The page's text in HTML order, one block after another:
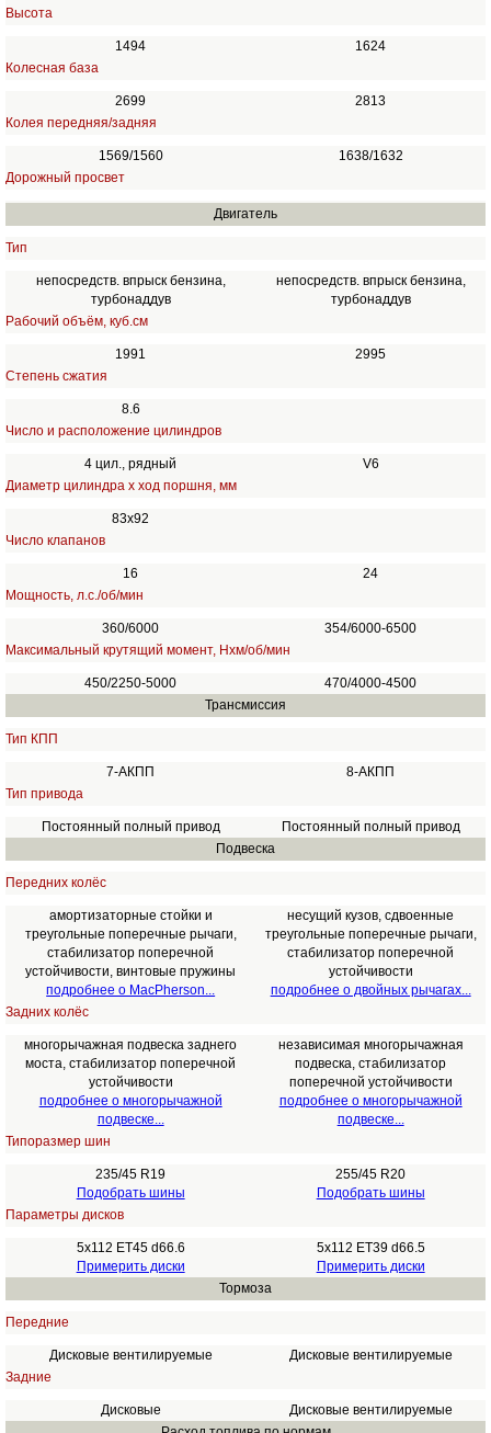
Высота
1494
1624
Колесная база
2699
2813
Колея передняя/задняя
1569/1560
1638/1632
Дорожный просвет
Двигатель
Тип
непосредств. впрыск бензина,
турбонаддув
непосредств. впрыск бензина,
турбонаддув
Рабочий объём, куб.см
1991
2995
Степень сжатия
8.6
Число и расположение цилиндров
4 цил., рядный
V6
Диаметр цилиндра х ход поршня, мм
83х92
Число клапанов
16
24
Мощность, л.с./об/мин
360/6000
354/6000-6500
Максимальный крутящий момент, Нхм/об/мин
450/2250-5000
470/4000-4500
Трансмиссия
Тип КПП
7-АКПП
8-АКПП
Тип привода
Постоянный полный привод
Постоянный полный привод
Подвеска
Передних колёс
амортизаторные стойки и
треугольные поперечные рычаги,
стабилизатор поперечной
устойчивости, винтовые пружины
подробнее о MacPherson...
несущий кузов, сдвоенные
треугольные поперечные рычаги,
стабилизатор поперечной
устойчивости
подробнее о двойных рычагах...
Задних колёс
многорычажная подвеска заднего
моста, стабилизатор поперечной
устойчивости
подробнее о многорычажной
подвеске...
независимая многорычажная
подвеска, стабилизатор
поперечной устойчивости
подробнее о многорычажной
подвеске...
Типоразмер шин
235/45 R19
Подобрать шины
255/45 R20
Подобрать шины
Параметры дисков
5x112 ET45 d66.6
Примерить диски
5x112 ET39 d66.5
Примерить диски
Тормоза
Передние
Дисковые вентилируемые
Дисковые вентилируемые
Задние
Дисковые
Дисковые вентилируемые